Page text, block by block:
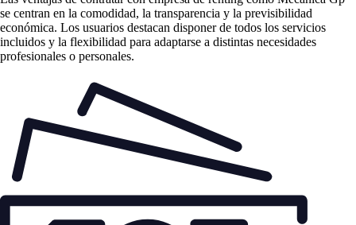
se centran en la comodidad, la transparencia y la previsibilidad
económica. Los usuarios destacan disponer de todos los servicios
incluidos y la flexibilidad para adaptarse a distintas necesidades
profesionales o personales.